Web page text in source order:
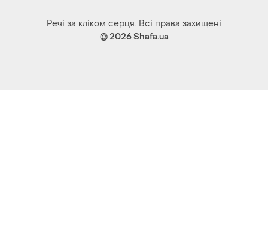
Речі за кліком серця. Всі права захищені
© 2026Shafa.ua